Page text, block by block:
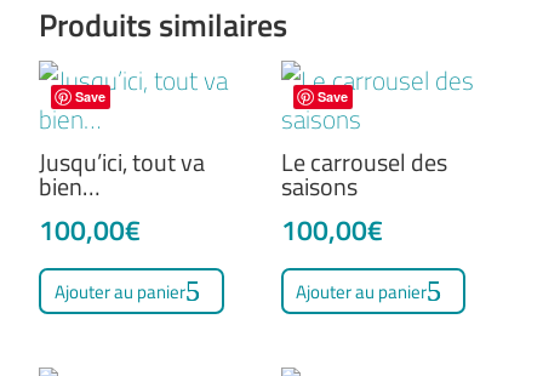
Produits similaires
Save
Jusqu’ici, tout va
bien…
100,00€
Ajouter au panier
Save
Le carrousel des
saisons
100,00€
Ajouter au panier